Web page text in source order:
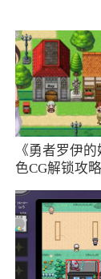
人物，当然
改为免费内
更新日志
- Bug修
《勇者罗伊
色CG解锁攻